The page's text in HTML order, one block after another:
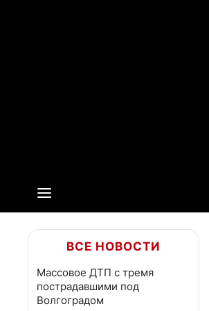
ВСЕ НОВОСТИ
Массовое ДТП с тремя
пострадавшими под
Волгоградом